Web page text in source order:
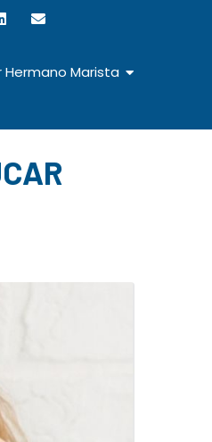
Hermano Marista